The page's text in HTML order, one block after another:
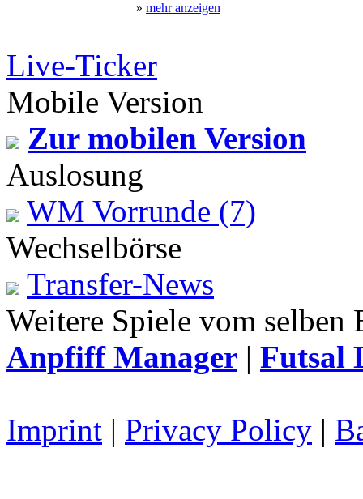
» mehr anzeigen
Live-Ticker
Mobile Version
Zur mobilen Version
Auslosung
WM Vorrunde (7)
Wechselbörse
Transfer-News
Weitere Spiele vom
Anpfiff Manager | Futsal
Imprint | Privacy Policy |